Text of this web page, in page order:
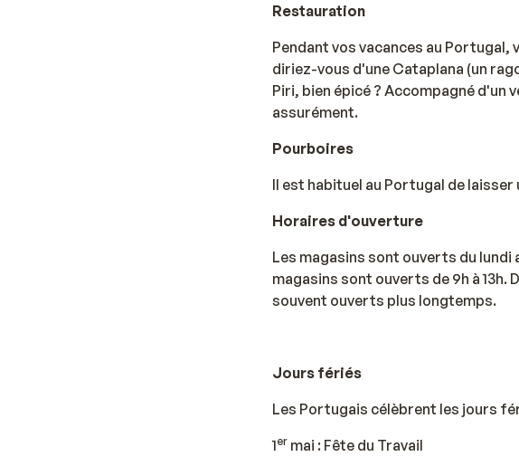
Restauration
Pendant vos vacances au
diriez-vous d'une Cataplana (un
Piri, bien épicé ? Accompagné d'un
assurément.
Pourboires
Il est habituel au Portugal de
Horaires d'ouverture
Les magasins sont ouverts du lundi
magasins sont ouverts de 9h à
souvent ouverts plus longtemps.
Jours fériés
Les Portugais célèbrent les jours
1er mai : Fête du Travail